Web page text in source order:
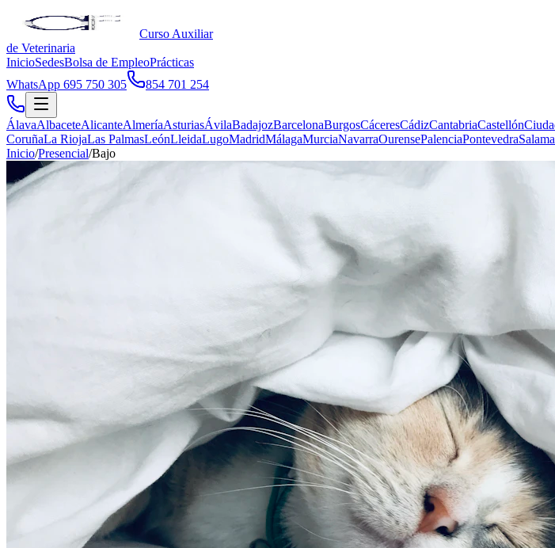
Curso Auxiliar
de Veterinaria
InicioSedesBolsa de EmpleoPrácticas
WhatsApp 695 750 305
854 701 254
ÁlavaAlbaceteAlicanteAlmeríaAsturiasÁvilaBadajozBarcelonaBurgosCáceresCádizCantabriaCastellón
CoruñaLa RiojaLas PalmasLeónLleidaLugoMadridMálagaMurciaNavarraOurensePalenciaPontevedra
Inicio/Presencial/Bajo